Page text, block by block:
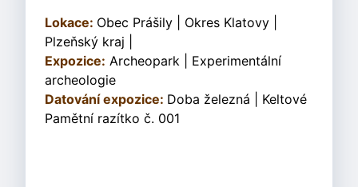
Lokace: Obec Prášily | Okres Klatovy |
Plzeňský kraj |
Expozice: Archeopark | Experimentální
archeologie
Datování expozice: Doba železná | Keltové
Pamětní razítko č. 001